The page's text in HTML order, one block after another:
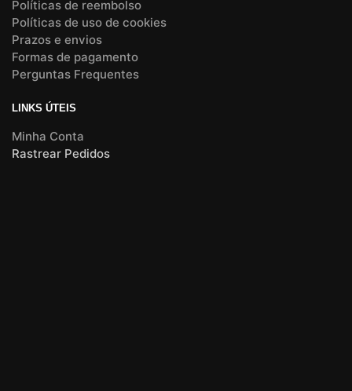
Políticas de reembolso
Políticas de uso de cookies
Prazos e envios
Formas de pagamento
Perguntas Frequentes
LINKS ÚTEIS
Minha Conta
Rastrear Pedidos